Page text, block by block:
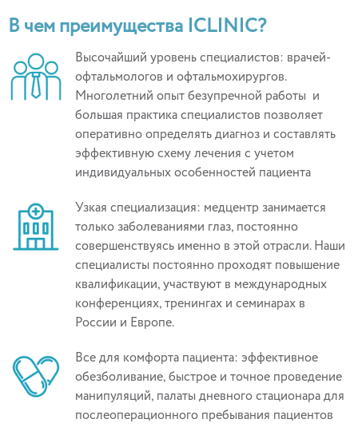
В чем преимущества ICLINIC?
Высочайший уровень специалистов: врачей-
офтальмологов и офтальмохирургов.
Многолетний опыт безупречной работы и
большая практика специалистов позволяет
оперативно определять диагноз и составлять
эффективную схему лечения с учетом
индивидуальных особенностей пациента
Узкая специализация: медцентр занимается
только заболеваниями глаз, постоянно
совершенствуясь именно в этой отрасли. Наши
специалисты постоянно проходят повышение
квалификации, участвуют в международных
конференциях, тренингах и семинарах в
России и Европе.
Все для комфорта пациента: эффективное
обезболивание, быстрое и точное проведение
манипуляций, палаты дневного стационара для
послеоперационного пребывания пациентов